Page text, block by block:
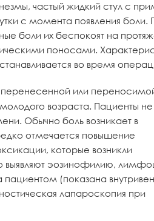
частый жидкий стул с
с момента появления боли.
боли их беспокоят на
поносами.
во время
перенесенной или
возраста. Пациенты не
Обычно боль возникает в
отмечается повышение
которые возникли
выявляют эозинофилию,
(показана
лапароскопия при